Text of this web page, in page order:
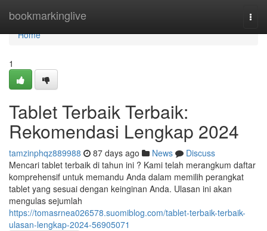
bookmarkinglive
Home
Home
1
Tablet Terbaik Terbaik:
Rekomendasi Lengkap 2024
tamzinphqz889988 87 days ago News
Discuss
Mencari tablet terbaik di tahun ini ? Kami telah merangkum daftar
komprehensif untuk memandu Anda dalam memilih perangkat
tablet yang sesuai dengan keinginan Anda. Ulasan ini akan
mengulas sejumlah
https://tomasrnea026578.suomiblog.com/tablet-terbaik-terbaik-
ulasan-lengkap-2024-56905071